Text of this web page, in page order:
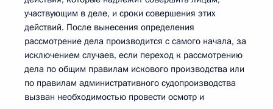
участвующим в деле, и сроки совершения этих
действий. После вынесения определения
рассмотрение дела производится с самого начала, за
исключением случаев, если переход к рассмотрению
дела по общим правилам искового производства или
по правилам административного судопроизводства
вызван необходимостью провести осмотр и